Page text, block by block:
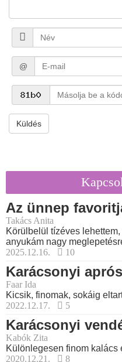
@
Küldés
Az ünnep
Takács Anita
Körülbelül tízéves
anyukám nagy
2025.12.16.
10
Karácsonyi
Faar Ida
Kicsik, finomak, sokáig
2022.12.17.
5
Karácsonyi
Kabók Zita
Különlegesen finom kalács
2020.12.21.
8